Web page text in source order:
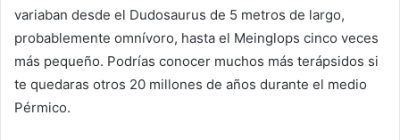
variaban desde el Dudosaurus de 5 metros de largo,
probablemente omnívoro, hasta el Meinglops cinco veces
más pequeño. Podrías conocer muchos más terápsidos si
te quedaras otros 20 millones de años durante el medio
Pérmico.